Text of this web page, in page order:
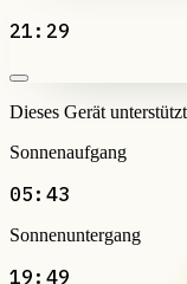
21:29
Dieses Gerät
Sonnenaufgang
05:43
Sonnenuntergang
19:49